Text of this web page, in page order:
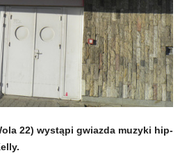
22) wystąpi gwiazda muzyki hip-